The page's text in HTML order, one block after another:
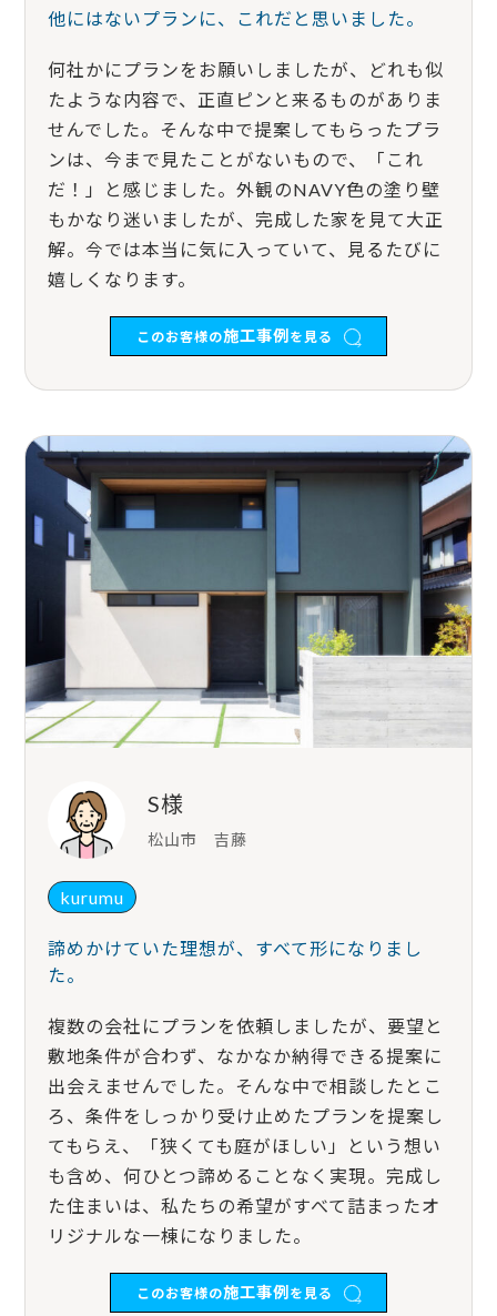
他にはないプランに、これだと思いました。
何社かにプランをお願いしましたが、どれも似
たような内容で、正直ピンと来るものがありま
せんでした。そんな中で提案してもらったプラ
ンは、今まで見たことがないもので、「これ
だ！」と感じました。外観のNAVY色の塗り壁
もかなり迷いましたが、完成した家を見て大正
解。今では本当に気に入っていて、見るたびに
嬉しくなります。
このお客様の施工事例 を見る
S様
松山市 吉藤
kurumu
諦めかけていた理想が、すべて形になりまし
た。
複数の会社にプランを依頼しましたが、要望と
敷地条件が合わず、なかなか納得できる提案に
出会えませんでした。そんな中で相談したとこ
ろ、条件をしっかり受け止めたプランを提案し
てもらえ、「狭くても庭がほしい」という想い
も含め、何ひとつ諦めることなく実現。完成し
た住まいは、私たちの希望がすべて詰まったオ
リジナルな一棟になりました。
このお客様の施工事例 を見る